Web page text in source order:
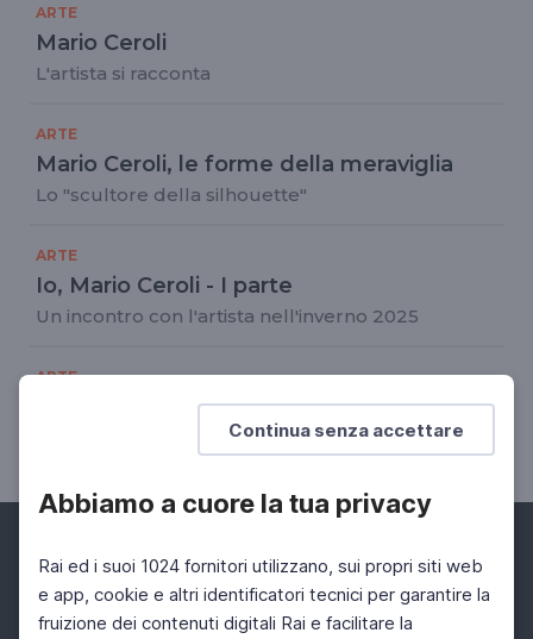
Continua senza accettare
Abbiamo a cuore la tua privacy
Rai ed i suoi 1024 fornitori utilizzano, sui propri siti web
e app, cookie e altri identificatori tecnici per garantire la
fruizione dei contenuti digitali Rai e facilitare la
ARTE
Mario Ceroli
L'artista si racconta
ARTE
Mario Ceroli, le forme della meraviglia
Lo "scultore della silhouette"
ARTE
Io, Mario Ceroli - I parte
Un incontro con l'artista nell'inverno 2025
ARTE
Ceroli e Restany: un dialogo sulla natura
Dalla serie Habitat 1972
Facebook Instagram Twitter